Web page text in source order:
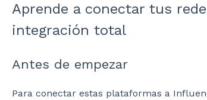
Aprende a conectar tus
integración total
Antes de empezar
Para conectar estas plataformas a